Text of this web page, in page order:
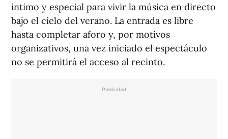
íntimo y especial para vivir la música en directo
bajo el cielo del verano. La entrada es libre
hasta completar aforo y, por motivos
organizativos, una vez iniciado el espectáculo
no se permitirá el acceso al recinto.